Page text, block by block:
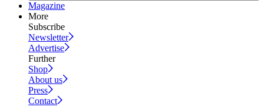
Magazine
More
Subscribe
Newsletter
Advertise
Further
Shop
About us
Press
Contact